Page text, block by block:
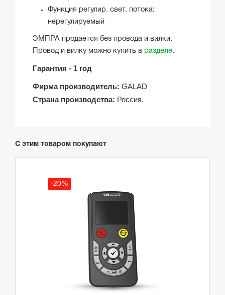
Функция регулир. свет. потока:
нерегулируемый
ЭМПРА продается без провода и вилки.
Провод и вилку можно купить в разделе.
Гарантия - 1 год
Фирма производитель: GALAD
Страна производства: Россия.
С этим товаром покупают
-20%